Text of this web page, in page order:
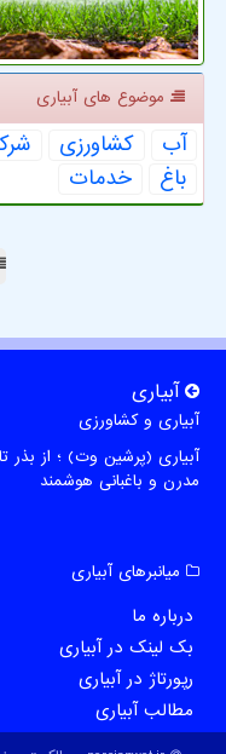
موضوع های آبیاری
آب كشاورزی
باغ
خدمات
آبیاری
آبیاری و کشاورزی
آبیاری (پرشین وت) ؛ از
مدرن و باغبانی هوشمند
میانبرهای آبیاری
درباره ما
بک لینک در آبیاری
رپورتاژ در آبیاری
مطالب آبیاری